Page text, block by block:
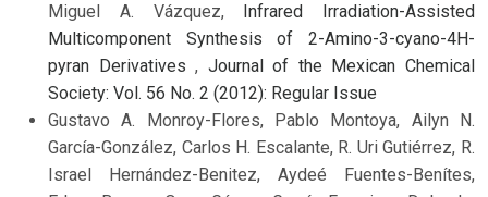
Miguel A. Vázquez,
Infrared Irradiation-Assisted
Multicomponent Synthesis of 2-Amino-3-cyano-4H-
pyran Derivatives, Journal of the Mexican Chemical
Society: Vol. 56 No. 2 (2012): Regular Issue
Gustavo A. Monroy-Flores, Pablo Montoya, Ailyn N.
García-González, Carlos H. Escalante, R. Uri Gutiérrez, R.
Israel Hernández-Benitez, Aydeé Fuentes-Benítes,